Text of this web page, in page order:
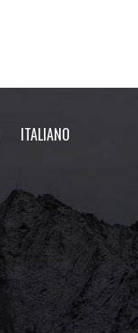
ITALIANO